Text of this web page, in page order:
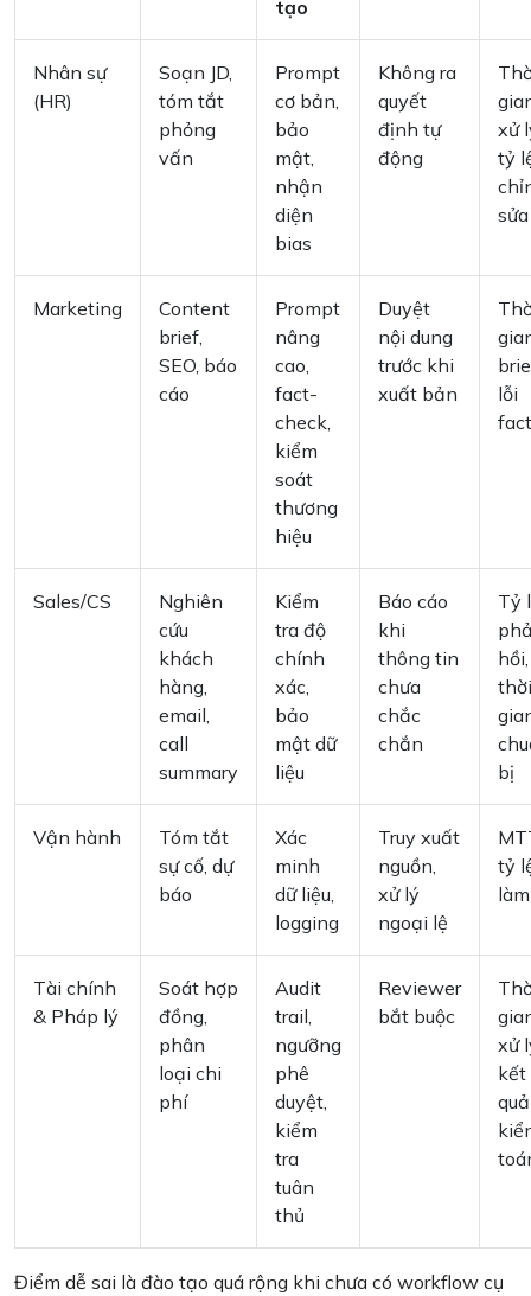
tạo
Nhân sự
(HR)
Soạn JD,
tóm tắt
phỏng
vấn
Prompt
cơ bản,
bảo
mật,
nhận
diện
bias
Không ra
quyết
định tự
động
xử
tỷ
sửa
Marketing
Content
brief,
SEO, báo
cáo
Prompt
nâng
cao,
fact-
check,
kiểm
soát
thương
hiệu
Duyệt
nội dung
trước khi
xuất bản
lỗi
Sales/CS
Nghiên
cứu
khách
hàng,
email,
call
summary
Kiểm
tra độ
chính
xác,
bảo
mật dữ
liệu
Báo cáo
khi
thông tin
chưa
chắc
chắn
Tỷ
hồi,
thời
bị
Vận hành
Tóm tắt
sự cố, dự
báo
Xác
minh
dữ liệu,
logging
Truy xuất
nguồn,
xử lý
ngoại lệ
tỷ
Tài chính
& Pháp lý
Soát hợp
đồng,
phân
loại chi
phí
Audit
trail,
ngưỡng
phê
duyệt,
kiểm
tra
tuân
thủ
Reviewer
bắt buộc
xử
kết
quả
Điểm dễ sai là đào tạo quá rộng khi chưa có workflow cụ